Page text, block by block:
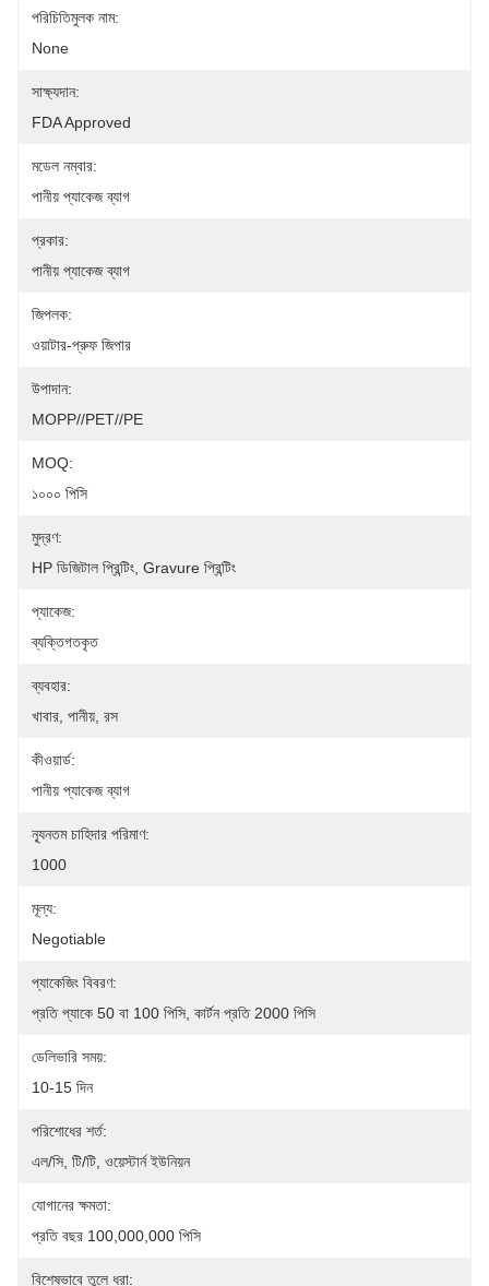
পরিচিতিমুলক নাম:
None
সাক্ষ্যদান:
FDA Approved
মডেল নম্বার:
পানীয় প্যাকেজ ব্যাগ
প্রকার:
পানীয় প্যাকেজ ব্যাগ
জিপলক:
ওয়াটার-প্রুফ জিপার
উপাদান:
MOPP//PET//PE
MOQ:
১০০০ পিসি
মুদ্রণ:
HP ডিজিটাল প্রিন্টিং, Gravure প্রিন্টিং
প্যাকেজ:
ব্যক্তিগতকৃত
ব্যবহার:
খাবার, পানীয়, রস
কীওয়ার্ড:
পানীয় প্যাকেজ ব্যাগ
ন্যূনতম চাহিদার পরিমাণ:
1000
মূল্য:
Negotiable
প্যাকেজিং বিবরণ:
প্রতি প্যাকে 50 বা 100 পিসি, কার্টন প্রতি 2000 পিসি
ডেলিভারি সময়:
10-15 দিন
পরিশোধের শর্ত:
এল/সি, টি/টি, ওয়েস্টার্ন ইউনিয়ন
যোগানের ক্ষমতা:
প্রতি বছর 100,000,000 পিসি
বিশেষভাবে তুলে ধরা: